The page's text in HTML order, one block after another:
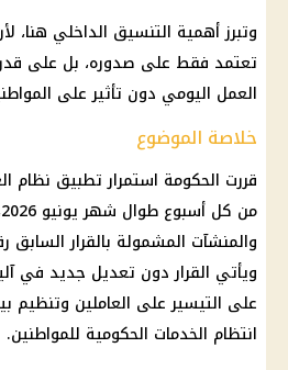
وتبرز أهمية التنسيق الداخلي هنا،
تعتمد فقط على صدوره، بل على
العمل اليومي دون تأثير على
خلاصة الموضوع
قررت الحكومة استمرار تطبيق نظام
من كل أسبوع طوال شهر يونيو
ويأتي القرار دون تعديل جديد في
على التيسير على العاملين وتنظيم
انتظام الخدمات الحكومية للمواطنين.